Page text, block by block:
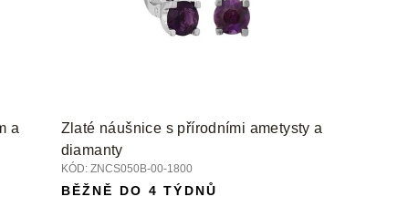
a
Zlaté náušnice s přírodními ametysty a
diamanty
KÓD: ZNCS050B-00-1800
BĚŽNĚ DO 4 TÝDNŮ